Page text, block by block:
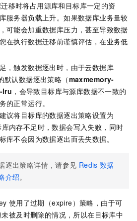
移时将占用源库和目标库一定的资
服务器负载上升。如果数据库业务量较
可能会加重数据库压力，甚至导致数据
在执行数据迁移前谨慎评估，在业务低
，触发数据逐出时，由于云数据库
默认数据逐出策略（maxmemory-
lru ，会导致目标库与源库数据不一致的
的正常运行。
议将目标库的数据逐出策略设置为
库内存不足时，数据会写入失败，同时
库不会因为数据逐出而丢失数据。
逐出策略详情，请参见 Redis 数据
介绍。
使用了过期（expire）策略，由于可
被及时删除的情况，所以在目标库中